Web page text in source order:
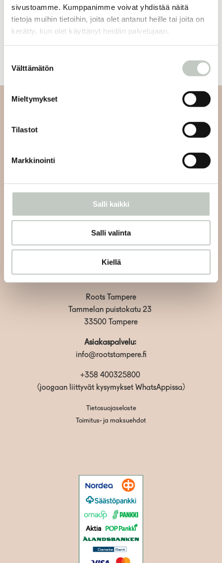
sivustoamme. Kumppanimme voivat yhdistää näitä
tietoja muihin tietoihin, joita olet antanut heille tai joita on
kerätty, kun olet käyttänyt heidän palvelujaan.
valinta
Välttämätön
Mieltymykset
Tilastot
Markkinointi
Salli kaikki
Salli valinta
Kiellä
Oletko jo jäsen?
Kirjaudu sisään
Tilaa uutiskirjeemme ja saat tiedon uusista tapahtumista
ja Roots Journaleista ensimmäisten joukossa:
Roots Tampere
Tammelan puistokatu 23
33500 Tampere
Asiakaspalvelu:
info@rootstampere.fi
+358 400325800
(joogaan liittyvät kysymykset WhatsAppissa)
Tietosuojaseloste
Toimitus- ja maksuehdot